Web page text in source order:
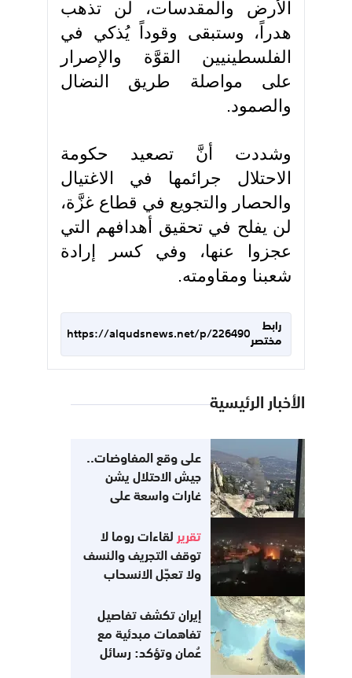
الأرض والمقدسات، لن تذهب
هدراً، وستبقى وقوداً يُذكي في
الفلسطينيين القوَّة والإصرار
على مواصلة طريق النضال
والصمود.
وشددت أنَّ تصعيد حكومة
الاحتلال جرائمها في الاغتيال
والحصار والتجويع في قطاع غزَّة،
لن يفلح في تحقيق أهدافهم التي
عجزوا عنها، وفي كسر إرادة
شعبنا ومقاومته.
رابط
مختصر
https://alqudsnews.net/p/226490
الأخبار الرئيسية
على وقع المفاوضات..
جيش الاحتلال يشن
غارات واسعة على
تقرير لقاءات روما لا
توقف التجريف والنسف
ولا تعجّل الانسحاب
إيران تكشف تفاصيل
تفاهمات مبدئية مع
عُمان وتؤكد: رسائل